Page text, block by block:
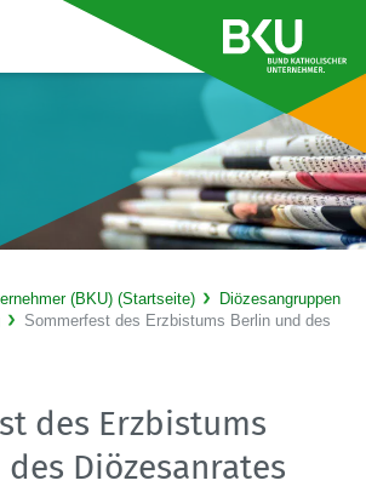
(BKU) (Startseite)
Diözesangruppen
Sommerfest des Erzbistums Berlin und des
des Erzbistums
Diözesanrates